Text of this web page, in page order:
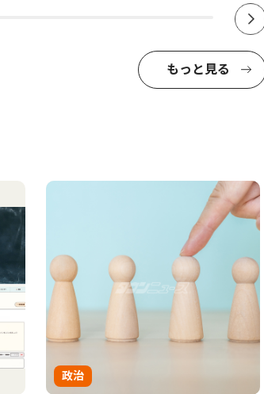
もっと見る
政治